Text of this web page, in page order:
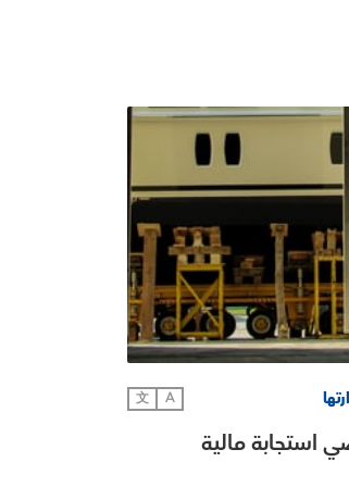
A
文
استجابة مالية